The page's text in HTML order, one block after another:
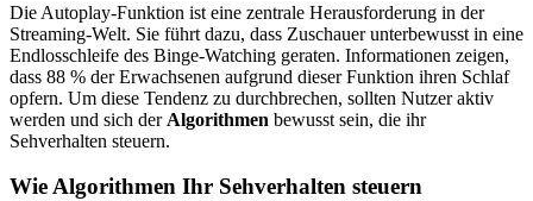
Die Autoplay-Funktion ist eine zentrale Herausforderung in der
Streaming-Welt. Sie führt dazu, dass Zuschauer unterbewusst in eine
Endlosschleife des Binge-Watching geraten. Informationen zeigen,
dass 88 % der Erwachsenen aufgrund dieser Funktion ihren Schlaf
opfern. Um diese Tendenz zu durchbrechen, sollten Nutzer aktiv
werden und sich der Algorithmen bewusst sein, die ihr
Sehverhalten steuern.
Wie Algorithmen Ihr Sehverhalten steuern